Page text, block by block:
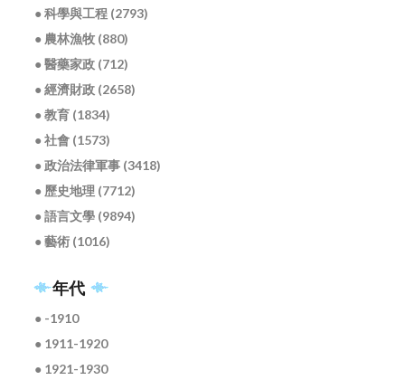
● 科學與工程 (2793)
● 農林漁牧 (880)
● 醫藥家政 (712)
● 經濟財政 (2658)
● 教育 (1834)
● 社會 (1573)
● 政治法律軍事 (3418)
● 歷史地理 (7712)
● 語言文學 (9894)
● 藝術 (1016)
年代
● -1910
● 1911-1920
● 1921-1930